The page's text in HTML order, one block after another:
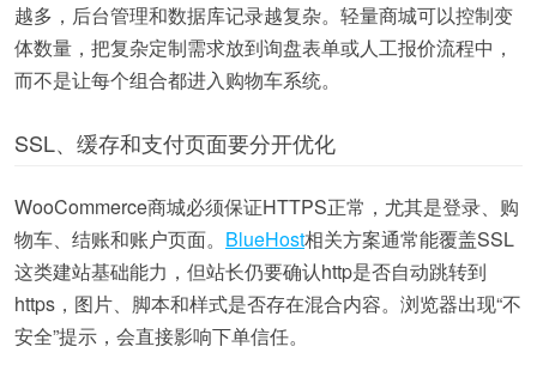
越多，后台管理和数据库记录越复杂。轻量商城可以控制变
体数量，把复杂定制需求放到询盘表单或人工报价流程中，
而不是让每个组合都进入购物车系统。
SSL、缓存和支付页面要分开优化
WooCommerce商城必须保证HTTPS正常，尤其是登录、购
物车、结账和账户页面。 BlueHost相关方案通常能覆盖SSL
这类建站基础能力，但站长仍要确认http是否自动跳转到
https，图片、脚本和样式是否存在混合内容。浏览器出现“不
安全”提示，会直接影响下单信任。